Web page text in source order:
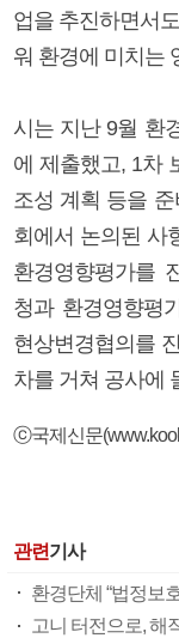
업을 추진하면서
워 환경에 미치는
시는 지난 9월 환
에 제출했고, 1차
조성 계획 등을
회에서 논의된 사
환경영향평가를
청과 환경영향평
현상변경협의를
차를 거쳐 공사에
ⓒ국제신문
관련기사
환경단체 “법정보
고니 터전으로, 해